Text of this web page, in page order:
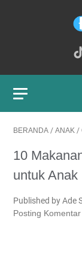
BERANDA / ANAK /
10
untuk Anak
Published by Ade
Posting Komentar